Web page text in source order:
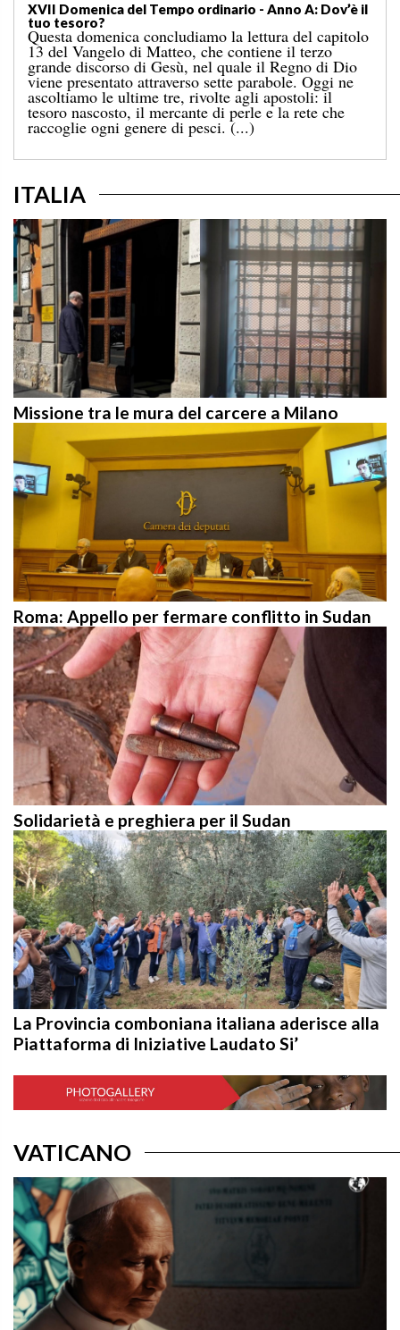
XIX Domenica del Tempo ordinario — Anno A:
“Comandami di venire verso di te!”
Il Vangelo di domenica scorsa ci raccontava il
miracolo della moltiplicazione dei pani per una
grande folla, in un luogo deserto, conclusosi con la
raccolta di dodici ceste colme di avanzi. A
quell’evento segue il noto episodio odierno, nel
quale Gesù cammina sul mare. [...]
Missione tra le mura del carcere a Milano
Roma: Appello per fermare conflitto in Sudan
Solidarietà e preghiera per il Sudan
La Provincia comboniana italiana aderisce alla
Piattaforma di Iniziative Laudato Si’